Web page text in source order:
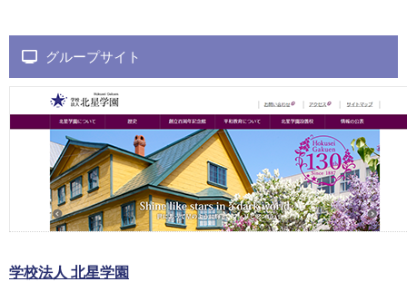
グループサイト
学校法人 北星学園